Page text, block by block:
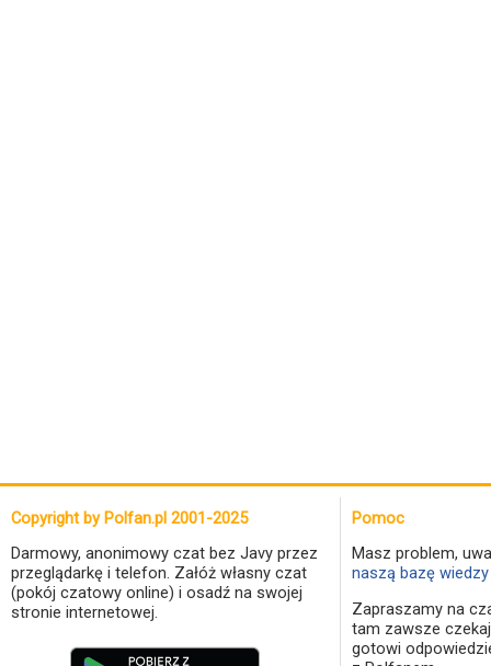
Copyright by Polfan.pl 2001-2025
Darmowy, anonimowy czat bez Javy przez
przeglądarkę i telefon. Załóż własny czat
(pokój czatowy online) i osadź na swojej
stronie internetowej.
Pomoc
Masz problem,
naszą bazę
Zapraszamy na
tam zawsze
gotowi